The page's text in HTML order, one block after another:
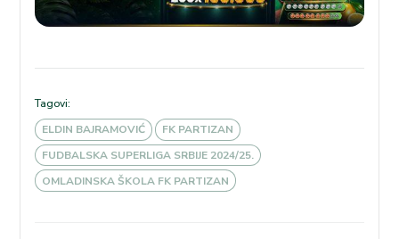
Tagovi:
ELDIN BAJRAMOVIĆ
FK PARTIZAN
FUDBALSKA SUPERLIGA SRBIJE 2024/25.
OMLADINSKA ŠKOLA FK PARTIZAN